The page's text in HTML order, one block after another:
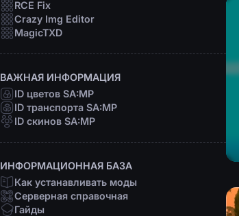
RCE Fix
Crazy Img Editor
MagicTXD
ВАЖНАЯ ИНФОРМАЦИЯ
ID цветов SA:MP
ID транспорта SA:MP
ID скинов SA:MP
ИНФОРМАЦИОННАЯ БАЗА
Как устанавливать моды
Серверная справочная
Гайды